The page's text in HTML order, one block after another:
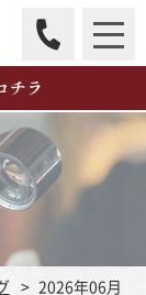
チラ
2026年06月